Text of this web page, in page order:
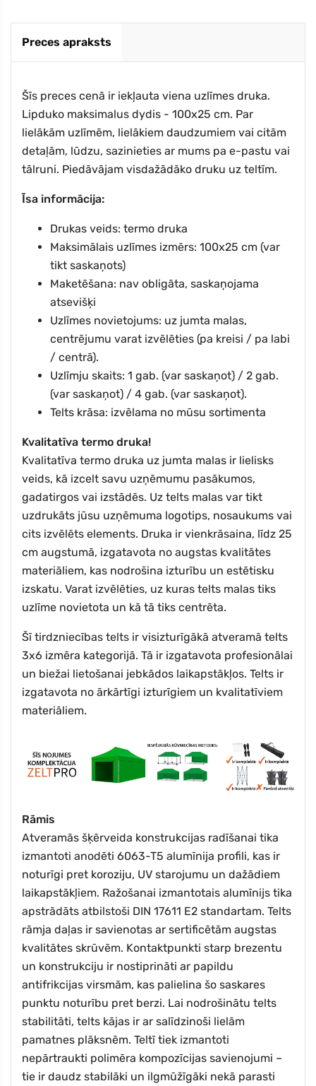
Preces apraksts
Šīs preces cenā ir iekļauta viena uzlīmes druka.
Lipduko maksimalus dydis - 100x25 cm. Par
lielākām uzlīmēm, lielākiem daudzumiem vai citām
detaļām, lūdzu, sazinieties ar mums pa e-pastu vai
tālruni. Piedāvājam visdažādāko druku uz teltīm.
Īsa informācija:
Drukas veids: termo druka
Maksimālais uzlīmes izmērs: 100x25 cm (var
tikt saskaņots)
Maketēšana: nav obligāta, saskaņojama
atsevišķi
Uzlīmes novietojums: uz jumta malas,
centrējumu varat izvēlēties (pa kreisi / pa labi
/ centrā).
Uzlīmju skaits: 1 gab. (var saskaņot) / 2 gab.
(var saskaņot) / 4 gab. (var saskaņot).
Telts krāsa: izvēlama no mūsu sortimenta
Kvalitatīva termo druka!
Kvalitatīva termo druka uz jumta malas ir lielisks
veids, kā izcelt savu uzņēmumu pasākumos,
gadatirgos vai izstādēs. Uz telts malas var tikt
uzdrukāts jūsu uzņēmuma logotips, nosaukums vai
cits izvēlēts elements. Druka ir vienkrāsaina, līdz 25
cm augstumā, izgatavota no augstas kvalitātes
materiāliem, kas nodrošina izturību un estētisku
izskatu. Varat izvēlēties, uz kuras telts malas tiks
uzlīme novietota un kā tā tiks centrēta.
Šī tirdzniecības telts ir visizturīgākā atveramā telts
3x6 izmēra kategorijā. Tā ir izgatavota profesionālai
un biežai lietošanai jebkādos laikapstākļos. Telts ir
izgatavota no ārkārtīgi izturīgiem un kvalitatīviem
materiāliem.
Rāmis
Atveramās šķērveida konstrukcijas radīšanai tika
izmantoti anodēti 6063-T5 alumīnija profili, kas ir
noturīgi pret koroziju, UV starojumu un dažādiem
laikapstākļiem. Ražošanai izmantotais alumīnijs tika
apstrādāts atbilstoši DIN 17611 E2 standartam. Telts
rāmja daļas ir savienotas ar sertificētām augstas
kvalitātes skrūvēm. Kontaktpunkti starp brezentu
un konstrukciju ir nostiprināti ar papildu
antifrikcijas virsmām, kas palielina šo saskares
punktu noturību pret berzi. Lai nodrošinātu telts
stabilitāti, telts kājas ir ar salīdzinoši lielām
pamatnes plāksnēm. Teltī tiek izmantoti
nepārtraukti polimēra kompozīcijas savienojumi –
tie ir daudz stabilāki un ilgmūžīgāki nekā parasti